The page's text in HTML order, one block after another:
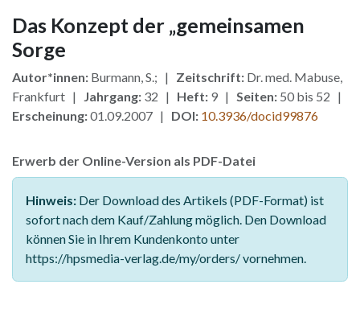
Das Konzept der „gemeinsamen
Sorge
Autor*innen: Burmann, S.; | Zeitschrift: Dr. med. Mabuse,
Frankfurt | Jahrgang: 32 | Heft: 9 | Seiten: 50 bis 52 |
Erscheinung:01.09.2007 | DOI: 10.3936/docid99876
Erwerb der Online-Version als PDF-Datei
Hinweis: Der Download des Artikels (PDF-Format) ist
sofort nach dem Kauf/Zahlung möglich. Den Download
können Sie in Ihrem Kundenkonto unter
https://hpsmedia-verlag.de/my/orders/ vornehmen.